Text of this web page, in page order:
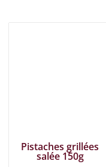
Pistaches grillées
salée 150g